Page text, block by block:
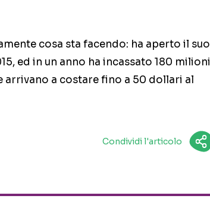
cosa sta facendo: ha aperto il suo
ed in un anno ha incassato 180 milioni
arrivano a costare fino a 50 dollari al
Condividi l'articolo